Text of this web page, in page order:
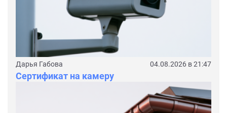
Дарья Габова 04.08.2026 в 21:47
Сертификат на камеру